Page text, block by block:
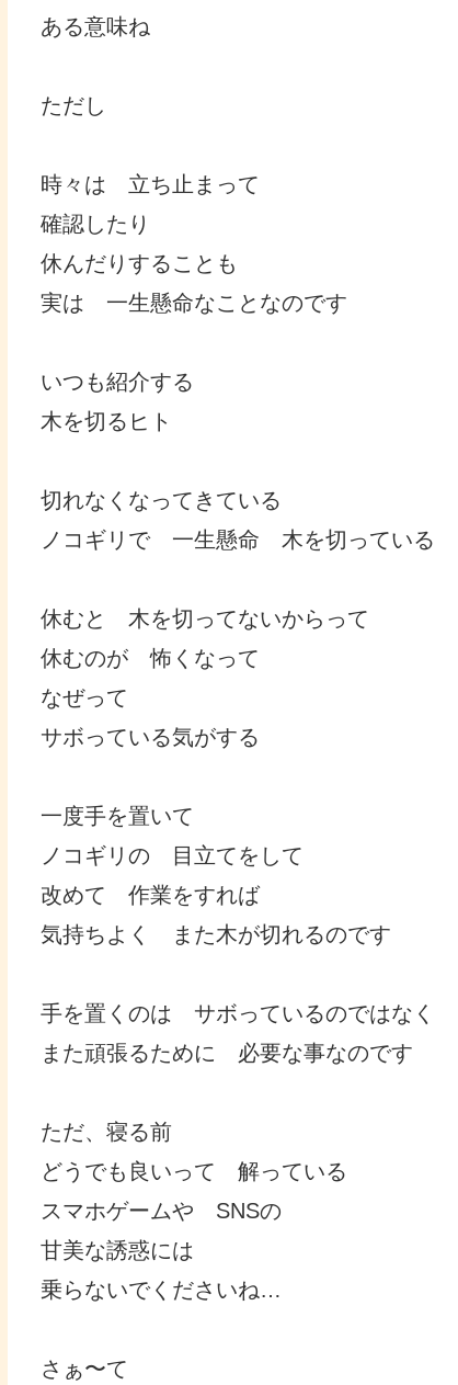
ある意味ね
ただし
時々は 立ち止まって
確認したり
休んだりすることも
実は 一生懸命なことなのです
いつも紹介する
木を切るヒト
切れなくなってきている
ノコギリで 一生懸命 木を切っている
休むと 木を切ってないからって
休むのが 怖くなって
なぜって
サボっている気がする
一度手を置いて
ノコギリの 目立てをして
改めて 作業をすれば
気持ちよく また木が切れるのです
手を置くのは サボっているのではなく
また頑張るために 必要な事なのです
ただ、寝る前
どうでも良いって 解っている
スマホゲームや SNSの
甘美な誘惑には
乗らないでくださいね…
さぁ〜て